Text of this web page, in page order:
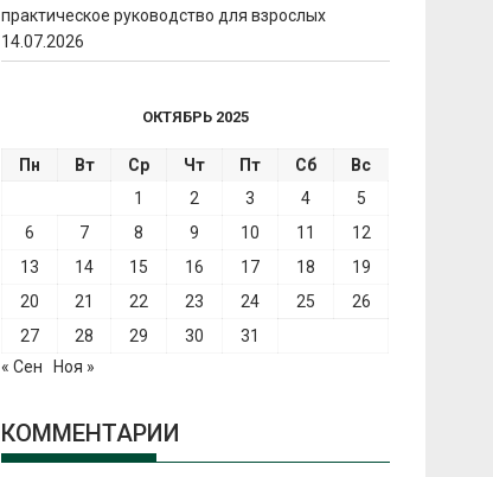
практическое руководство для взрослых
14.07.2026
ОКТЯБРЬ 2025
Пн Вт Ср Чт Пт Сб
Вс
1
2 3 4
5
6
7 8 9 10 11
12
13
14 15 16 17 18
19
20
21 22 23 24 25
26
27
28 29 30
31
« Сен
Ноя »
КОММЕНТАРИИ